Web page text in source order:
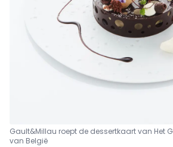
Gault&Millau roept de dessertkaart van Het
van België